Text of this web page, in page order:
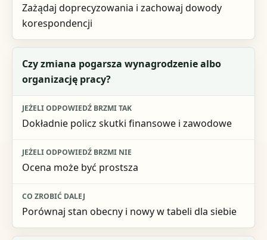
Zażądaj doprecyzowania i zachowaj dowody
korespondencji
Czy zmiana pogarsza wynagrodzenie albo
organizację pracy?
Dokładnie policz skutki finansowe i zawodowe
Ocena może być prostsza
Porównaj stan obecny i nowy w tabeli dla siebie